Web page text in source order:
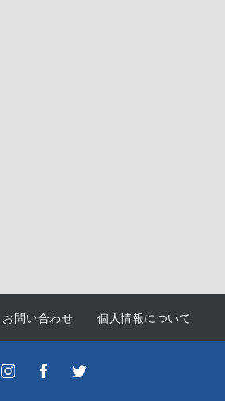
お問い合わせ 個人情報について